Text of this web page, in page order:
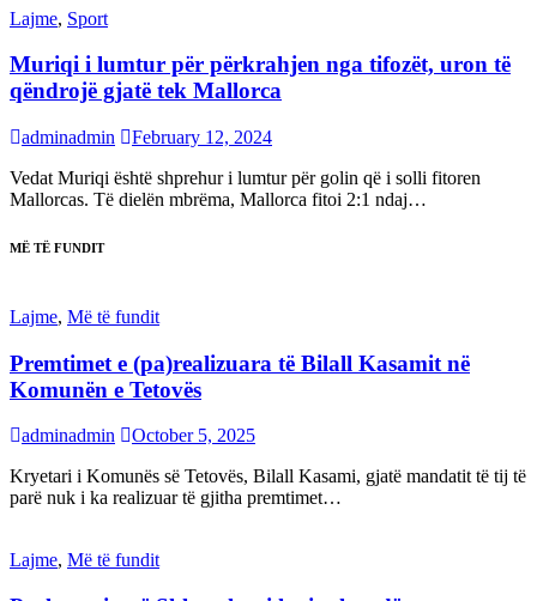
Lajme, Sport
Muriqi i lumtur për përkrahjen nga tifozët, uron të
qëndrojë gjatë tek Mallorca
adminadmin
February 12, 2024
Vedat Muriqi është shprehur i lumtur për golin që i solli fitoren
Mallorcas. Të dielën mbrëma, Mallorca fitoi 2:1 ndaj…
MË TË FUNDIT
Lajme, Më të fundit
Premtimet e (pa)realizuara të Bilall Kasamit në
Komunën e Tetovës
adminadmin
October 5, 2025
Kryetari i Komunës së Tetovës, Bilall Kasami, gjatë mandatit të tij të
parë nuk i ka realizuar të gjitha premtimet…
Lajme, Më të fundit